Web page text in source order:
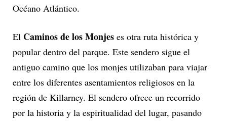
Océano Atlántico.
El Caminos de los Monjes es otra ruta histórica y
popular dentro del parque. Este sendero sigue el
antiguo camino que los monjes utilizaban para viajar
entre los diferentes asentamientos religiosos en la
región de Killarney. El sendero ofrece un recorrido
por la historia y la espiritualidad del lugar, pasando